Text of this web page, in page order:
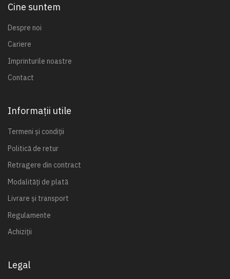
Cine suntem
Despre noi
Cariere
Imprinturile noastre
Contact
Informații utile
Termeni și condiții
Politică de retur
Retragere din contract
Modalități de plată
Livrare și transport
Regulamente
Achiziții
Legal